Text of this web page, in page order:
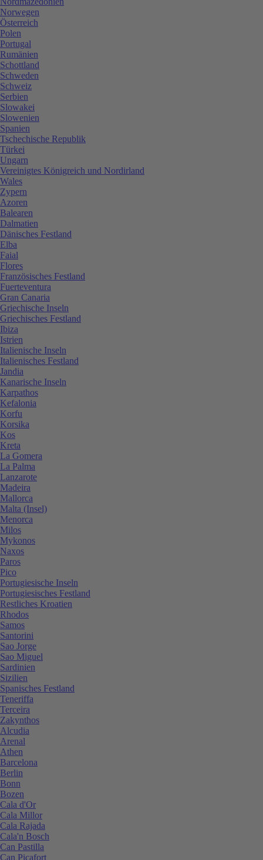
Norwegen
Österreich
Polen
Portugal
Rumänien
Schottland
Schweden
Schweiz
Serbien
Slowakei
Slowenien
Spanien
Tschechische Republik
Türkei
Ungarn
Vereinigtes Königreich und Nordirland
Wales
Zypern
Azoren
Balearen
Dalmatien
Dänisches Festland
Elba
Faial
Flores
Französisches Festland
Fuerteventura
Gran Canaria
Griechische Inseln
Griechisches Festland
Ibiza
Istrien
Italienische Inseln
Italienisches Festland
Jandia
Kanarische Inseln
Karpathos
Kefalonia
Korfu
Korsika
Kos
Kreta
La Gomera
La Palma
Lanzarote
Madeira
Mallorca
Malta (Insel)
Menorca
Milos
Mykonos
Naxos
Paros
Pico
Portugiesische Inseln
Portugiesisches Festland
Restliches Kroatien
Rhodos
Samos
Santorini
Sao Jorge
Sao Miguel
Sardinien
Sizilien
Spanisches Festland
Teneriffa
Terceira
Zakynthos
Alcudia
Arenal
Athen
Barcelona
Berlin
Bonn
Bozen
Cala d'Or
Cala Millor
Cala Rajada
Cala'n Bosch
Can Pastilla
Can Picafort